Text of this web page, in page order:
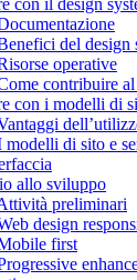
con il design
del design
operative
contribuire
con i modelli di
modelli di sito e
allo sviluppo
preliminari
design
first